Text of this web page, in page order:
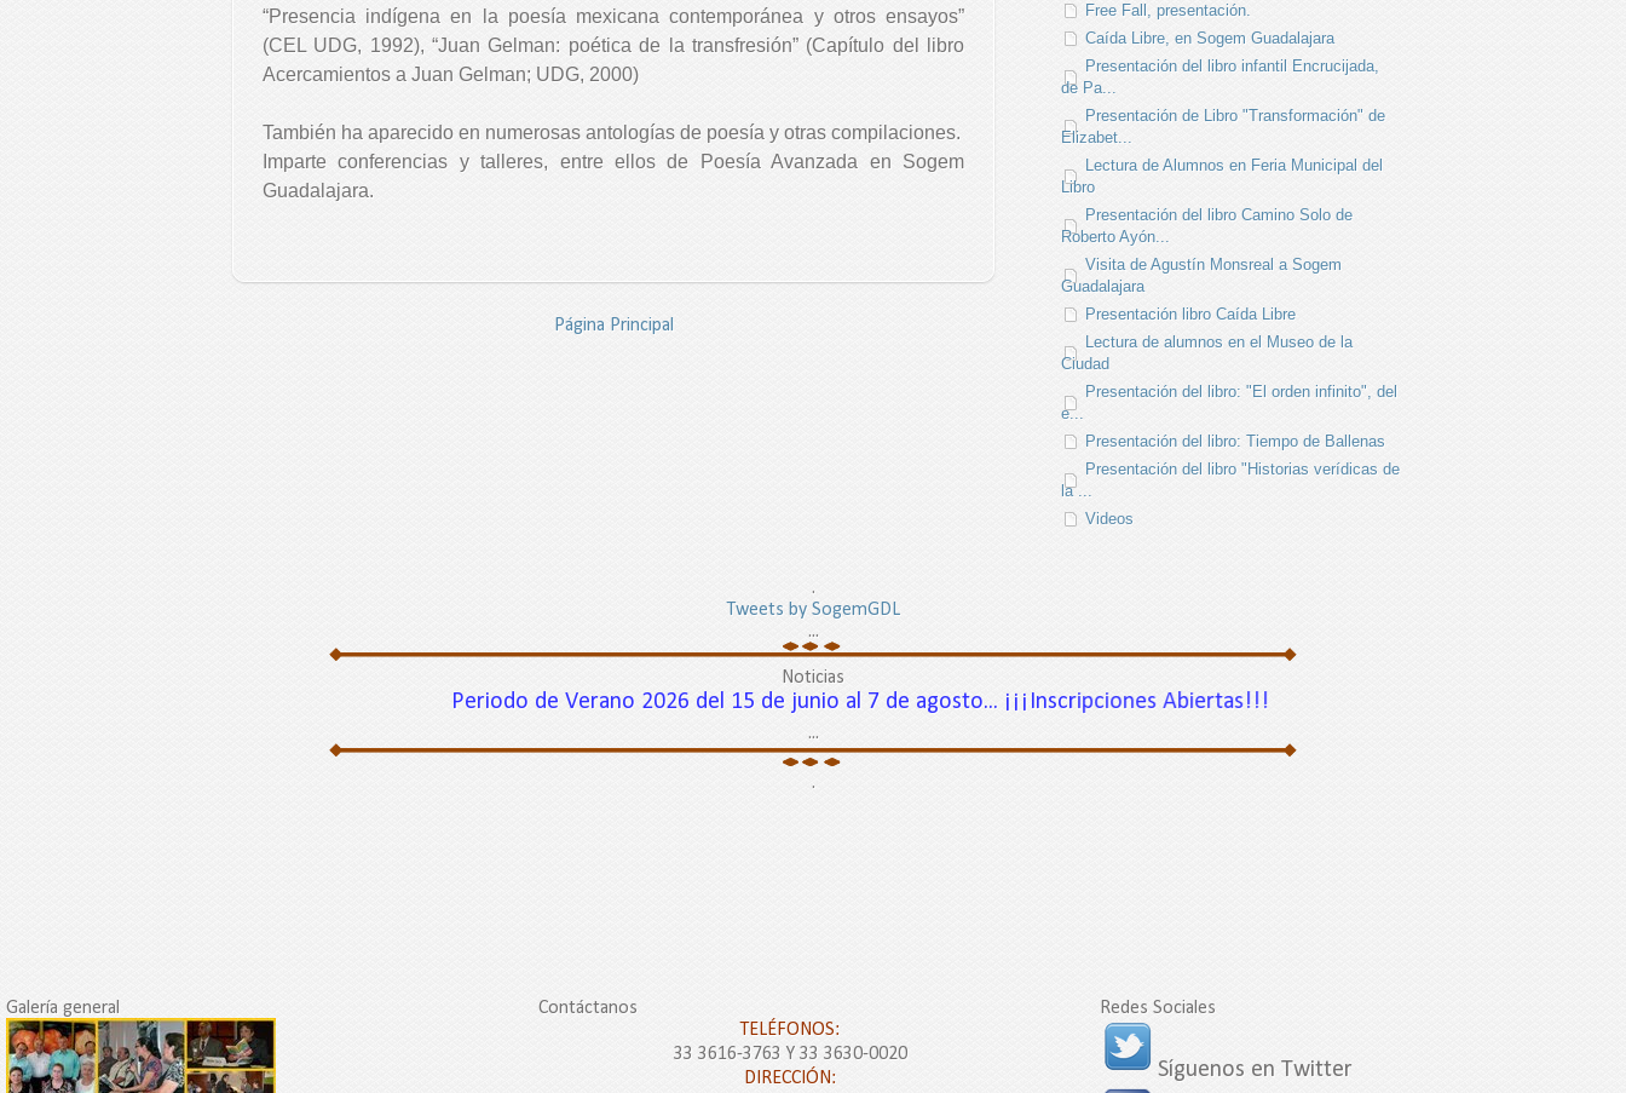
“Presencia indígena en la poesía mexicana contemporánea y otros ensayos”
(CEL UDG, 1992), “Juan Gelman: poética de la transfresión” (Capítulo del libro
Acercamientos a Juan Gelman; UDG, 2000)
También ha aparecido en numerosas antologías de poesía y otras compilaciones.
Imparte conferencias y talleres, entre ellos de Poesía Avanzada en Sogem
Guadalajara.
Página Principal
Free Fall, presentación.
Caída Libre, en Sogem Guadalajara
Presentación del libro infantil Encrucijada,
de Pa...
Presentación de Libro "Transformación" de
Elizabet...
Lectura de Alumnos en Feria Municipal del
Libro
Presentación del libro Camino Solo de
Roberto Ayón...
Visita de Agustín Monsreal a Sogem
Guadalajara
Presentación libro Caída Libre
Lectura de alumnos en el Museo de la
Ciudad
Presentación del libro: "El orden infinito", del
e...
Presentación del libro: Tiempo de Ballenas
Presentación del libro "Historias verídicas de
la ...
Videos
.
Tweets by SogemGDL
...
Noticias
Periodo de Verano 2026 del 15 de junio al 7 de agosto... ¡¡¡Inscripciones Abiertas!!!
...
.
Galería general
Contáctanos
TELÉFONOS:
33 3616-3763 Y 33 3630-0020
DIRECCIÓN:
Redes Sociales
Síguenos en Twitter